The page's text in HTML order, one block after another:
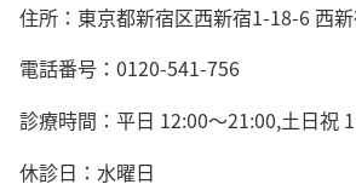
住所：東京都新宿区西新宿1-18-6 西
電話番号：0120-541-756
診療時間：平日 12:00～21:00,土日祝
休診日：水曜日